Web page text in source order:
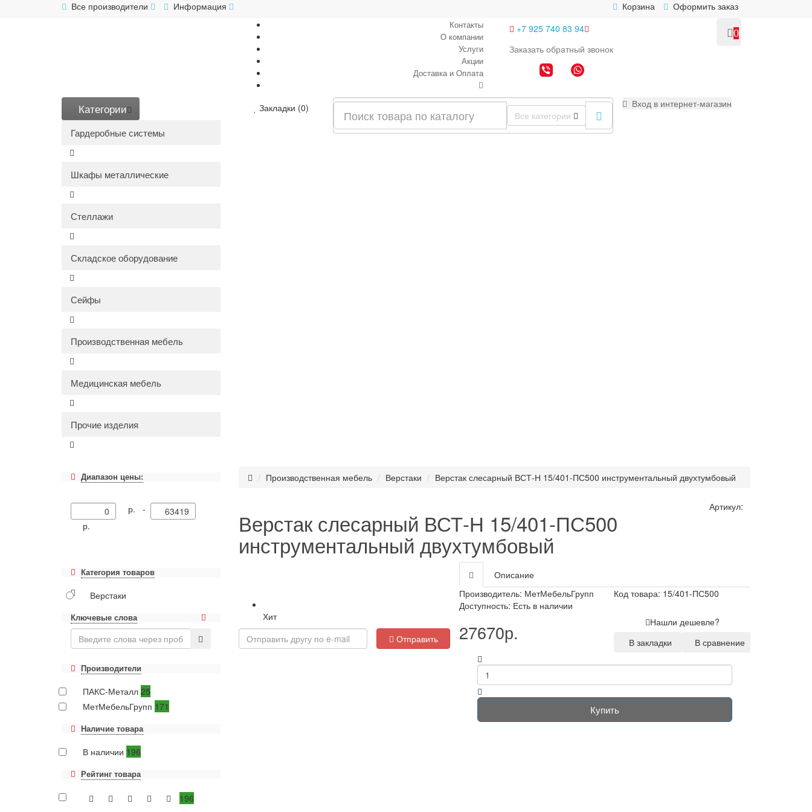
Корзина Оформить заказ
Все производители Информация
Контакты
О компании
Услуги
Акции
Доставка и Оплата
+7 925 740 83 94
Заказать обратный звонок
0
Категории
Гардеробные системы
Шкафы металлические
Стеллажи
Складское оборудование
Сейфы
Производственная мебель
Медицинская мебель
Прочие изделия
Закладки (0)
Все категории
Вход в интернет-магазин
Диапазон цены:
р. -
р.
Категория товаров
Верстаки
Ключевые слова
Производители
ПАКС-Металл 25
МетМебельГрупп 171
Наличие товара
В наличии 196
Рейтинг товара
196
Производственная мебель Верстаки Верстак слесарный ВСТ-Н 15/401-ПС500 инструментальный двухтумбовый
Верстак слесарный ВСТ-Н 15/401-ПС500
инструментальный двухтумбовый
Артикул:
Хит
Отправить
Описание
Производитель: МетМебельГрупп
Код товара: 15/401-ПС500
Доступность: Есть в наличии
27670р.
Нашли дешевле?
В закладки
В сравнение
Купить